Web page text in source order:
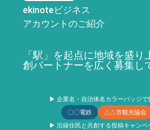
ekinoteビジネス
アカウントのご紹介
「駅」を起点に地域を盛り
創パートナーを広く募集し
▶ 企業名・自治体名カラーバッジで
〇〇電鉄
△△市観光協会
▶ 沿線住民と共創する投稿キャンペ